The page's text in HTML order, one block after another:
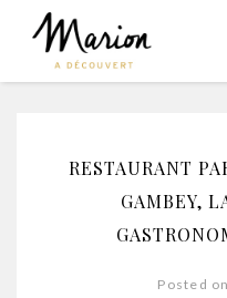
RESTAURANT
GAMBEY,
Posted